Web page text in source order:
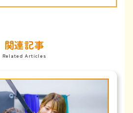
関連記事
Related Articles